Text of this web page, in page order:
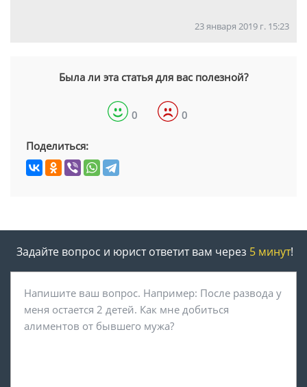
23 января 2019 г. 15:23
Была ли эта статья для вас полезной?
0 0
Поделиться:
Задайте вопрос и юрист ответит вам через 5 минут!